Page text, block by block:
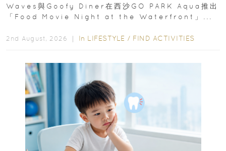
Waves與Goofy Diner在西沙GO PARK Aqua推出
「Food Movie Night at the Waterfront」...
2nd August, 2026 ｜ In LIFESTYLE / FIND ACTIVITIES